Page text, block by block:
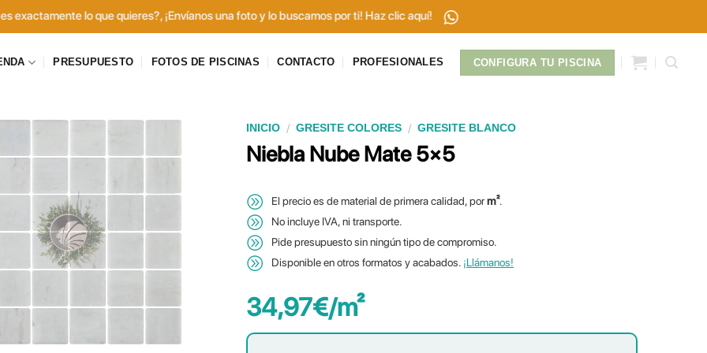
lo que quieres?, ¡Envíanos una foto y lo buscamos por ti! Haz clic aquí!
PRESUPUESTO FOTOS DE PISCINAS CONTACTO PROFESIONALES CONFIGURA TU PISCINA
INICIO / GRESITE COLORES / GRESITE BLANCO
Niebla Nube Mate 5×5
El precio es de material de primera calidad, porm².
No incluye IVA, ni transporte.
Pide presupuesto sin ningún tipo de compromiso.
Disponible en otros formatos y acabados. ¡Llámanos!
34,97€/m²